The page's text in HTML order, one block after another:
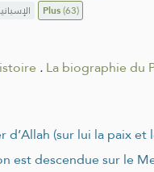
Plus(63)
.La biographie du
d’Allah (sur lui la paix
est descendue sur le